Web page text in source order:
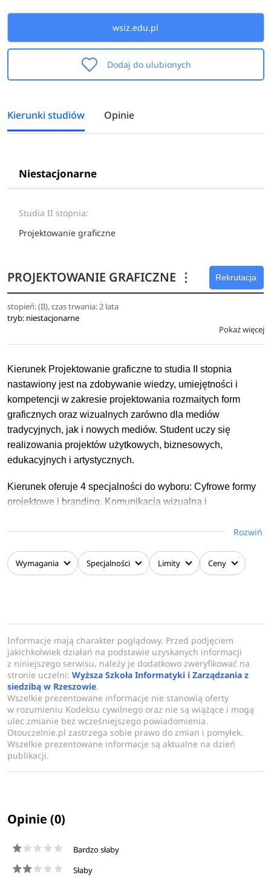
PROJEKTOWANIE GRAFICZNE ⋮ Rekrutacja
stopień: (II), czas trwania: 2 lata
tryb: niestacjonarne
Pokaż więcej
Kierunek Projektowanie graficzne to studia II stopnia
nastawiony jest na zdobywanie wiedzy, umiejętności i
kompetencji w zakresie projektowania rozmaitych form
graficznych oraz wizualnych zarówno dla mediów
tradycyjnych, jak i nowych mediów. Student uczy się
realizowania projektów użytkowych, biznesowych,
edukacyjnych i artystycznych.
Kierunek oferuje 4 specjalności do wyboru: Cyfrowe formy
projektowe i branding, Komunikacja wizualna i
produkcja multimedialna.
Dzięki połączeniu dwóch dyscyplin, tj. nauki o komunikacji
społecznej i mediach oraz sztuk plastycznych i konserwacji
różnorodnych stanowiskach (w tym wymagających
umiejętności i kompetencji dziennikarskich) i podnosi jego
wartość na rynku pracy.
Rozwiń
Wymagania Specjalności Limity Ceny
Informacje mają charakter poglądowy. Przed podjęciem
jakichkolwiek działań na podstawie uzyskanych informacji
z niniejszego serwisu, należy je dodatkowo zweryfikować na
stronie uczelni:Wyższa Szkoła Informatyki i Zarządzania z
siedzibą w Rzeszowie.
Wszelkie prezentowane informacje nie stanowią oferty
w rozumieniu Kodeksu cywilnego oraz nie są wiążące i mogą
ulec zmianie bez wcześniejszego powiadomienia.
Otouczelnie.pl zastrzega sobie prawo do zmian i pomyłek.
Wszelkie prezentowane informacje są aktualne na dzień
publikacji.
Opinie (0)
Bardzo słaby
Słaby
wsiz.edu.pl
Dodaj do ulubionych
Kierunki studiów Opinie
Niestacjonarne
Studia II stopnia:
Projektowanie graficzne